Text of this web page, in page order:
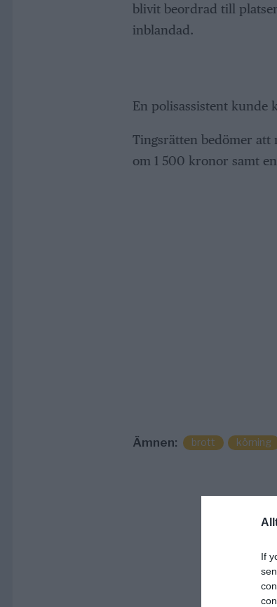
If
blivit beordrad till
inblandad.
En polisassistent kunde
Tingsrätten bedömer att
om 1 500 kronor samt
Ämnen: brott körning